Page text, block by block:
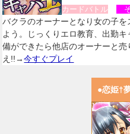
カードバトル
バクラのオーナーとなり女の子を
よう。じっくりエロ教育、出勤キ
備ができたら他店のオーナーと売
え!!→今すぐプレイ
●恋姫†